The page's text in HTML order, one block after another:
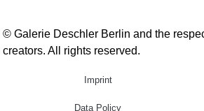
© Galerie Deschler Berlin and the
creators. All rights reserved.
Imprint
Data Policy